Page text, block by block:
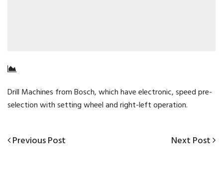
Drill Machines from Bosch, which have electronic, speed pre-
selection with setting wheel and right-left operation.
Navigazione
Previous
Previous Post
Next
Next Post